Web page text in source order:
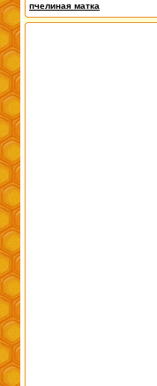
пчелиная матка